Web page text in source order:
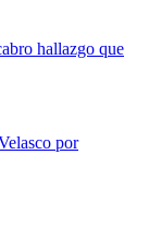
hallazgo que
por